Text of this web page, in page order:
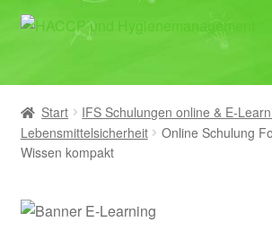
Zur
Zum
Home
HACCP
Start
IFS Schulungen online & E-
Lebensmittelsicherheit
Online Schulung
Wissen kompakt